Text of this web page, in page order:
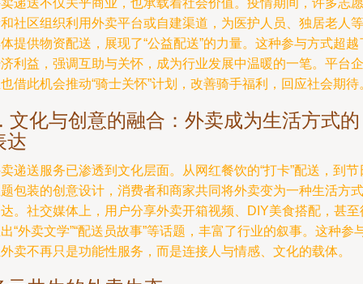
递送不仅关乎商业，也承载着社会价值。疫情期间，许多志愿
社区组织利用外卖平台或自建渠道，为医护人员、独居老人等
提供物资配送，展现了“公益配送”的力量。这种参与方式超越
利益，强调互助与关怀，成为行业发展中温暖的一笔。平台企
借此机会推动“骑士关怀”计划，改善骑手福利，回应社会期待
文化与创意的融合：外卖成为生活方式的
达
递送服务已渗透到文化层面。从网红餐饮的“打卡”配送，到节
包装的创意设计，消费者和商家共同将外卖变为一种生活方式
。社交媒体上，用户分享外卖开箱视频、DIY美食搭配，甚至
“外卖文学”“配送员故事”等话题，丰富了行业的叙事。这种参
卖不再只是功能性服务，而是连接人与情感、文化的载体。